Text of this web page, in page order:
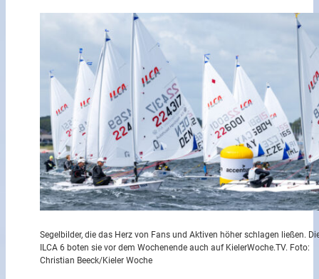
Segelbilder, die das Herz von Fans und Aktiven höher schlagen ließen.
ILCA 6 boten sie vor dem Wochenende auch auf KielerWoche.TV. Foto:
Christian Beeck/Kieler Woche